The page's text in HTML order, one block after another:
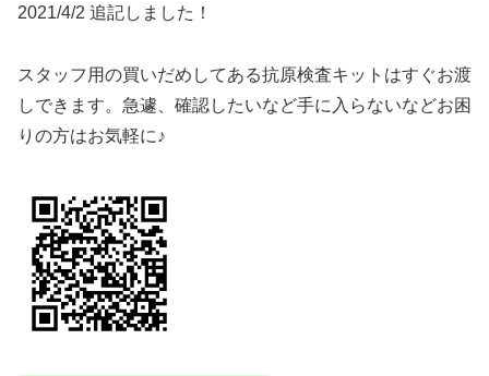
2021/4/2 追記しました！
スタッフ用の買いだめしてある抗原検査キットはすぐお渡
しできます。急遽、確認したいなど手に入らないなどお困
りの方はお気軽に♪